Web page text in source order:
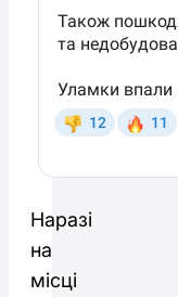
Наразі
на
місці